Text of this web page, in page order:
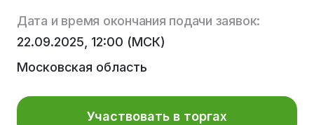
Дата и время окончания подачи заявок:
22.09.2025, 12:00 (МСК)
Московская область
Участвовать в торгах